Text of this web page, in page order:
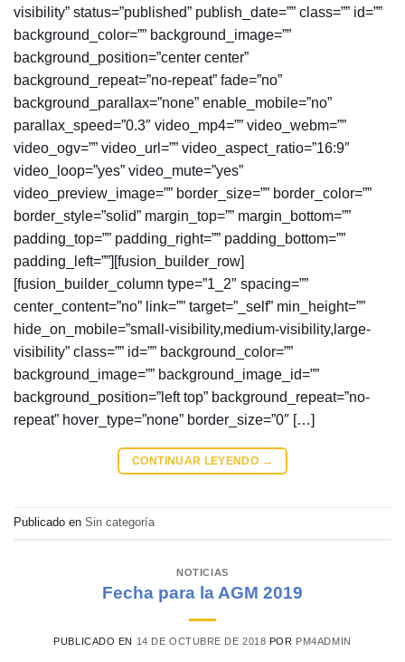
visibility” status=”published” publish_date=”” class=”” id=””
background_color=”” background_image=””
background_position=”center center”
background_repeat=”no-repeat” fade=”no”
background_parallax=”none” enable_mobile=”no”
parallax_speed=”0.3″ video_mp4=”” video_webm=””
video_ogv=”” video_url=”” video_aspect_ratio=”16:9″
video_loop=”yes” video_mute=”yes”
video_preview_image=”” border_size=”” border_color=””
border_style=”solid” margin_top=”” margin_bottom=””
padding_top=”” padding_right=”” padding_bottom=””
padding_left=””][fusion_builder_row]
[fusion_builder_column type=”1_2″ spacing=””
center_content=”no” link=”” target=”_self” min_height=””
hide_on_mobile=”small-visibility,medium-visibility,large-
visibility” class=”” id=”” background_color=””
background_image=”” background_image_id=””
background_position=”left top” background_repeat=”no-
repeat” hover_type=”none” border_size=”0″ […]
CONTINUAR LEYENDO →
Publicado en Sin categoría
NOTICIAS
Fecha para la AGM 2019
PUBLICADO EN 14 DE OCTUBRE DE 2018 POR PM4ADMIN